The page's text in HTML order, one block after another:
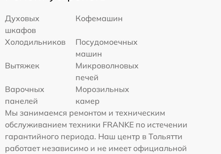
Духовых
шкафов
Кофемашин
Холодильников
Посудомоечных
машин
Вытяжек
Микроволновых
печей
Варочных
панелей
Морозильных
камер
Мы занимаемся ремонтом и техническим
обслуживанием техники FRANKE по истечении
гарантийного периода. Наш центр в Тольятти
работает независимо и не имеет официальной